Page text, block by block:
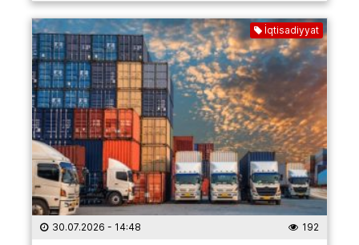
İqtisadiyyat
30.07.2026 - 14:48 192